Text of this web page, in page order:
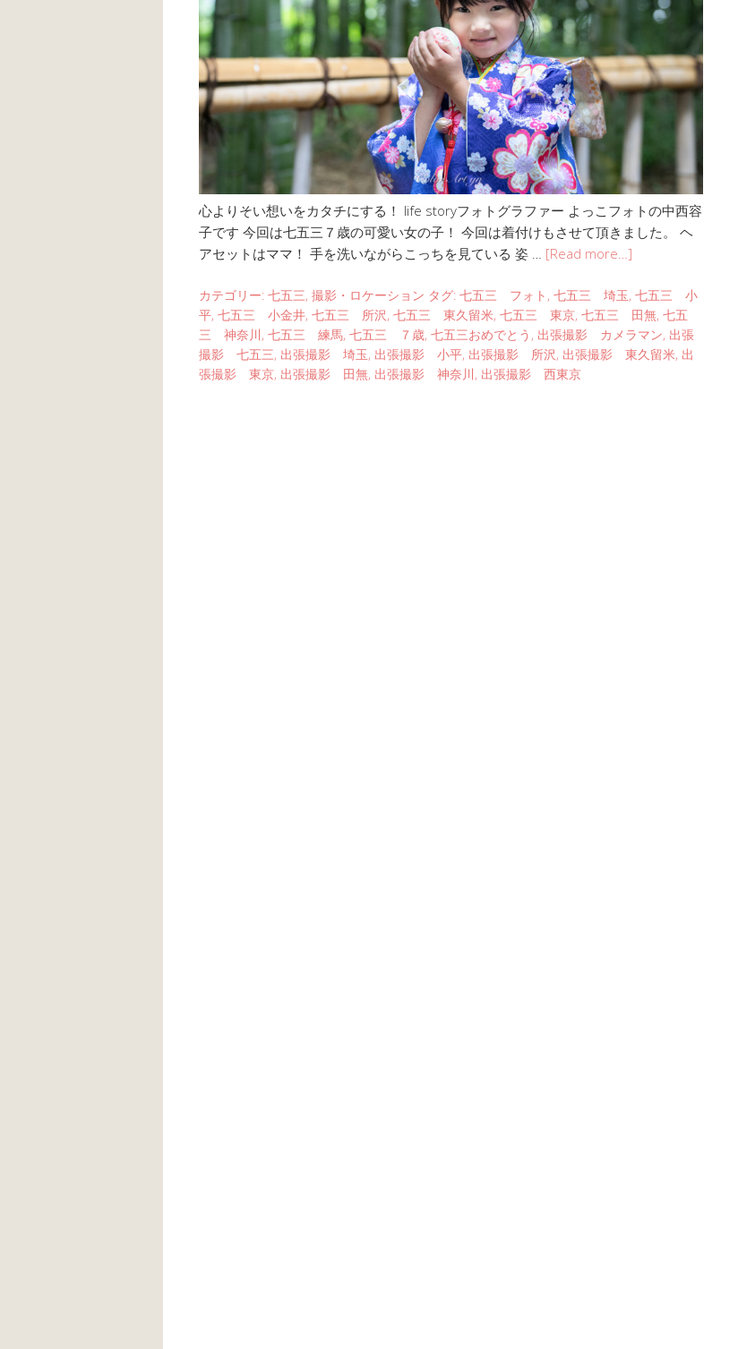
心よりそい想いをカタチにする！ life storyフォトグラファー よっこフォトの中西容
子です 今回は七五三７歳の可愛い女の子！ 今回は着付けもさせて頂きました。 ヘ
アセットはママ！ 手を洗いながらこっちを見ている 姿 … [Read more…]
カテゴリー: 七五三, 撮影・ロケーション タグ: 七五三 フォト , 七五三 埼玉, 七五三 小
平, 七五三 小金井, 七五三 所沢, 七五三 東久留米, 七五三 東京, 七五三 田無, 七五
三 神奈川, 七五三 練馬, 七五三 ７歳, 七五三おめでとう , 出張撮影 カメラマン, 出張
撮影 七五三, 出張撮影 埼玉, 出張撮影 小平, 出張撮影 所沢, 出張撮影 東久留米, 出
張撮影 東京, 出張撮影 田無, 出張撮影 神奈川, 出張撮影 西東京